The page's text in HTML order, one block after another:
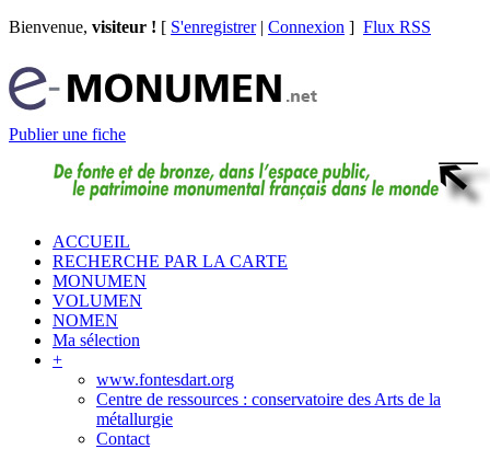
Bienvenue, visiteur ! [ S'enregistrer| Connexion ] Flux RSS
Publier une fiche
ACCUEIL
RECHERCHE PAR LA CARTE
MONUMEN
VOLUMEN
NOMEN
Ma sélection
+
www.fontesdart.org
Centre de ressources : conservatoire des Arts de la
métallurgie
Contact